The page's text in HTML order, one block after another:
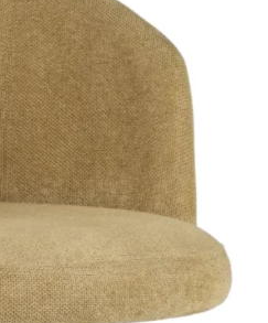
e Bancos
Curvos e Orgânicos
Elétricos
Fixos e Ilha
Sofás Retráteis
Mesas
Mesas de Centro
Mesas Laterais
Poltronas
Sofás